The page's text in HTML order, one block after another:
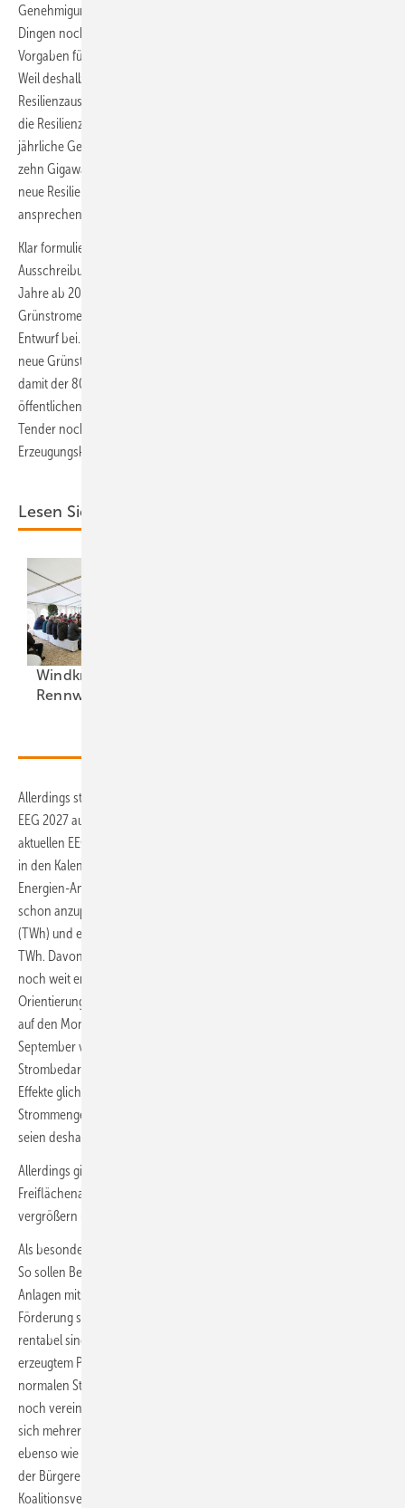
Genehmigungsverfahren in der Wahl des Anlagentyps und anderen
Dingen noch gar nicht darauf abstellen, was der Gesetzgeber für
Vorgaben für die Net-Zero-Industry-Act-Ausschreibung machen wird.“
Weil deshalb zum Zeitpunkt der Gebotsabgabe für die
Resilienzausschreibungen zunächst womöglich zu wenig Projekte für
die Resilienzausschreibung geeignet sind, würde damit auch das
jährliche Gesamt-Ausschreibungsvolumen 2027 deutlich kleiner als
zehn Gigawatt ausfallen. Um dieser Gefahr zu entgehen, solle die
neue Resilienzausschreibung nur zusätzliche Gebotskapazitäten
ansprechen.
Klar formuliert ist auch eine überraschend lange Dauer des
Ausschreibungsfahrplans bis 2032 – für also die nächsten sieben
Jahre ab 2027. Das bisherige Ziel eines Anteils von 80 Prozent
Grünstromerzeugung an der Bruttostromversorgung behält der
Entwurf bei. Demnach sollen die Ausschreibungen jährlich so viel
neue Grünstromerzeugungskapazität bis 2030 bereitstellen, dass
damit der 80-Prozent-Erneuerbarenanteil am Strom in den
öffentlichen Leitungsnetzen entsteht. Und 2031 und 2032 sollen die
Tender nochmals dieselben jährlichen Volumen an
Erzeugungskapazität ausloben wie die Auktionsrunden bis 2030.
Lesen Sie auch:
Windkraft auf
Rennwegkurs
Allerdings strichen die Autoren des Hausentwurfs für das kommende
EEG 2027 auch die bisherigen Strommengenpfade. Sie geben im
aktuellen EEG 2023 als Richtwerte noch vor, wie viel Stromerzeugung
in den Kalenderjahren bis 2030 jährlich schon durch Erneuerbare-
Energien-Anlagen erfolgen soll – bei einem beispielsweise 2026
schon anzupeilenden Grünstromvolumen von 388 Terawattstunden
(TWh) und einem schließlich für 2030 anvisierten Volumen von 600
TWh. Davon ist die aktuelle Grünstromerzeugung in Deutschland
noch weit entfernt. Die Autoren des Entwurfs strichen die Pfade als
Orientierungswerte mit dem Hinweis darauf wie auch mit dem Hinweis
auf den Monitoringbericht des Bundeswirtschaftsministeriums vom
September vergangenen Jahres, der einen deutlich geringeren
Strombedarf für 2030 annimmt als es das EEG 2023 vorsah. Beide
Effekte glichen sich aus, heißt es im Entwurf nun. Die
Strommengenpfade täuschten daher eine Scheingenauigkeit vor und
seien deshalb nicht hilfreich.
Allerdings gibt der Entwurf bereits vor, den Anteil der
Freiflächenanlagen an den jährlichen Solarausschreibungen zu
vergrößern und den der Dach-PV-Module daran zu verkleinern.
Als besonders spannend darf auch gewertet werden, was bisher fehlt:
So sollen Betreiber künftiger neuer PV-Dachanlagen zwar ihre
Anlagen mitsamt Speicher so konzipieren, dass sie auch ohne
Förderung schon allein dank der Ersparnisse im Eigenverbrauch
rentabel sind. Das ist denkbar, weil die Selbstversorgung mit eigens
erzeugtem PV-Strom viel billiger als die aus der Steckdose mit
normalen Stromtarifen ist. Doch Hinweise auf die im Koalitionsvertrag
noch vereinbarte Unterstützung des Energy-Sharing fehlen – wonach
sich mehrere Parteien den Strom einer Solaranlage teilen können –,
ebenso wie eine bisher bestehende Berichtspflicht zu Entwicklungen
der Bürgerenergie. Auch Bürgerenergie gilt gemäß dem
Koalitionsvertrag als ein Instrument, mit dem die Regierungspartner